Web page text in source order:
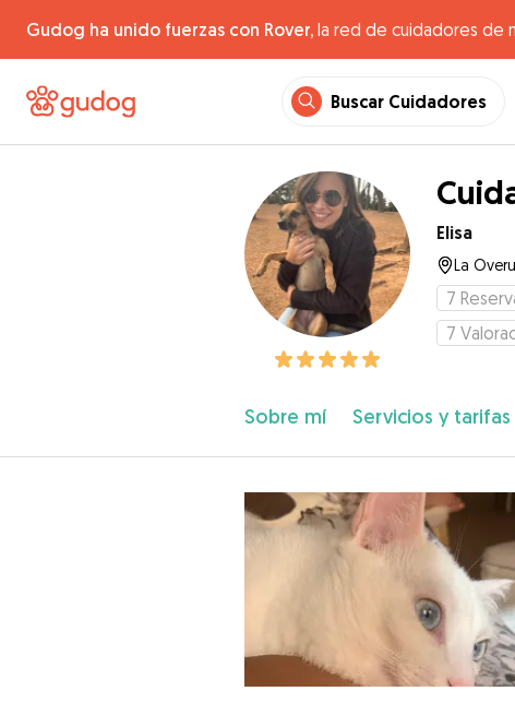
Gudog ha unido fuerzas con Rover, la red de cuidadores de
Buscar Cuidadores
Elisa
La
7
7
Sobre mí Servicios y tarifas